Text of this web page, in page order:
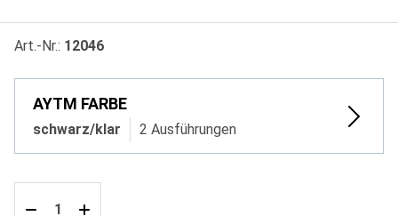
Art.-Nr.: 12046
AYTM FARBE
schwarz/klar 2 Ausführungen